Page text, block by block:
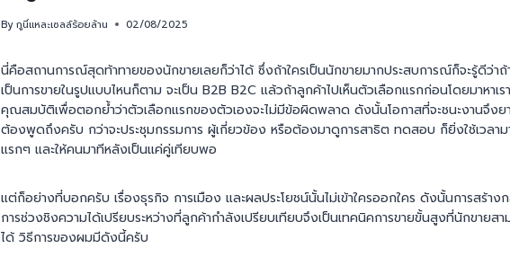
Byกูนี่แหละเซลล์ร้อยล้าน 02/08/2025
นี่คือสถานการณ์สุดท้าทายของนักขายเลยก็ว่าได้ ซึ่งถ้าใครเป็นนักขายมากประสบการณ์ก็จะรู้ดีว่าถ้า
เป็นการขายในรูปแบบไหนก็ตาม จะเป็น B2B B2C แล้วถ้าลูกค้าไปเห็นตัวเลือกแรกก่อนโดยมาหาเ
คุณสมบัติเพื่อตอกย้ำว่าตัวเลือกแรกของตัวเองจะไม่มีข้อผิดพลาด ดังนั้นโอกาสที่จะชนะงานจึงย
ต้องพูดถึงครับ กว่าจะประชุมกรรมการ ผู้เกี่ยวข้อง หรือต้องมาดูการสาธิต ทดสอบ ก็ยิ่งใช้เวลาม
แรกๆ และให้คนมาทีหลังเป็นแค่คู่เทียบพอ
แต่ก็อย่างที่บอกครับ เรื่องธุรกิจ การเมือง และผลประโยชน์นั้นไม่เข้าใครออกใคร ดังนั้นการสร้าง
การช่วงชิงความได้เปรียบระหว่างที่ลูกค้ากำลังเปรียบเทียบจึงเป็นเทคนิคการขายขั้นสูงที่นักขายส
ได้ วิธีการของผมมีดังนี้ครับ